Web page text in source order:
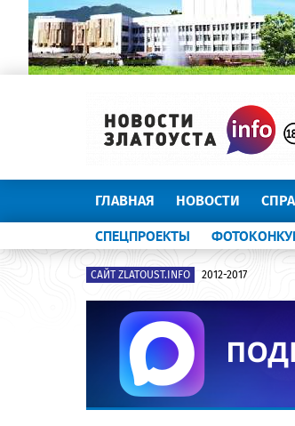
ГЛАВНАЯ НОВОСТИ
СПЕЦПРОЕКТЫ
САЙТ ZLATOUST.INFO 2012-2017